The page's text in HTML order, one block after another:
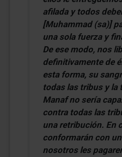
afilada y todos
[Muhammad (sa)]
una sola fuerza y
De ese modo, nos
definitivamente de
esta forma, su
todas las tribus y la
Manaf no sería
contra todas las
una retribución. En
conformarán con
nosotros les